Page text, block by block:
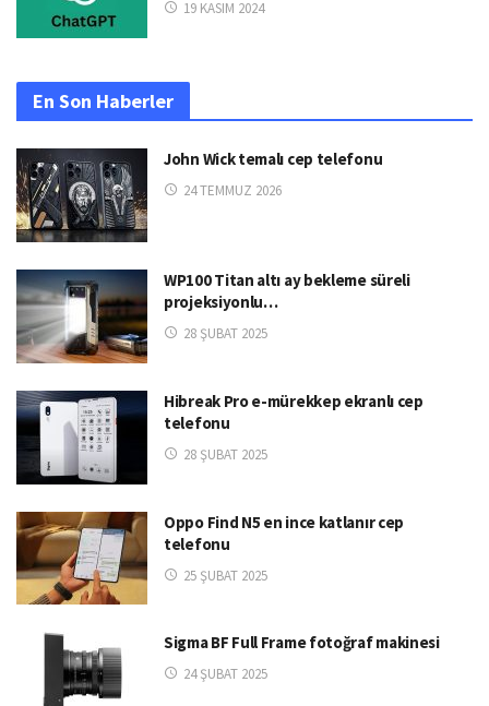
19 KASIM 2024
En Son Haberler
John Wick temalı cep telefonu
24 TEMMUZ 2026
WP100 Titan altı ay bekleme süreli
projeksiyonlu…
28 ŞUBAT 2025
Hibreak Pro e-mürekkep ekranlı cep
telefonu
28 ŞUBAT 2025
Oppo Find N5 en ince katlanır cep
telefonu
25 ŞUBAT 2025
Sigma BF Full Frame fotoğraf makinesi
24 ŞUBAT 2025